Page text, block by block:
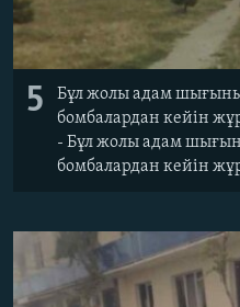
5
Бұл жолы адам
бомбалардан кейін
- Бұл жолы адам
бомбалардан кейін